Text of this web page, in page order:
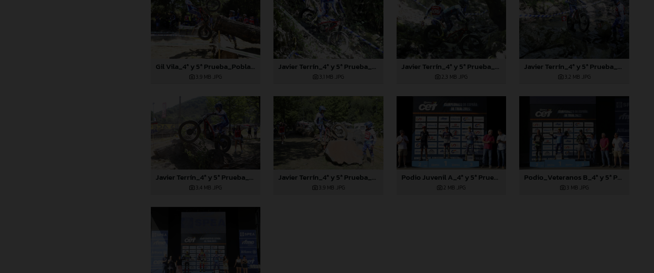
Gil Vila_4ª y 5ª Prueba_Pobladura de las Regueras (León)
3,9 MB .JPG
Javier Terrín_4ª y 5ª Prueba_Pobladura de las Regueras (León)
3,1 MB .JPG
Javier Terrín_4ª y 5ª Prueba_Pobladura de las Regueras (León)
2,3 MB .JPG
Javier Terrín_4ª y 5ª Prueba_Pobladura de las Regueras (León)
3,2 MB .JPG
Javier Terrín_4ª y 5ª Prueba_Pobladura de las Regueras (León)
3,4 MB .JPG
Javier Terrín_4ª y 5ª Prueba_Pobladura de las Regueras (León)
3,9 MB .JPG
Podio Juvenil A_4ª y 5ª Prueba_Pobladura de las Regueras (León)
2 MB .JPG
Podio_Veteranos B_4ª y 5ª Prueba_Pobladura de las Regueras (León)
3 MB .JPG